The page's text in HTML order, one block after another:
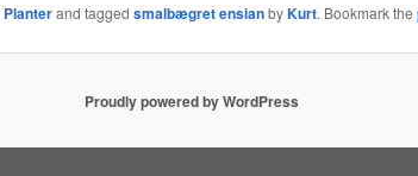
Planterand tagged smalbægret ensianbyKurt. Bookmark the
Proudly powered by WordPress